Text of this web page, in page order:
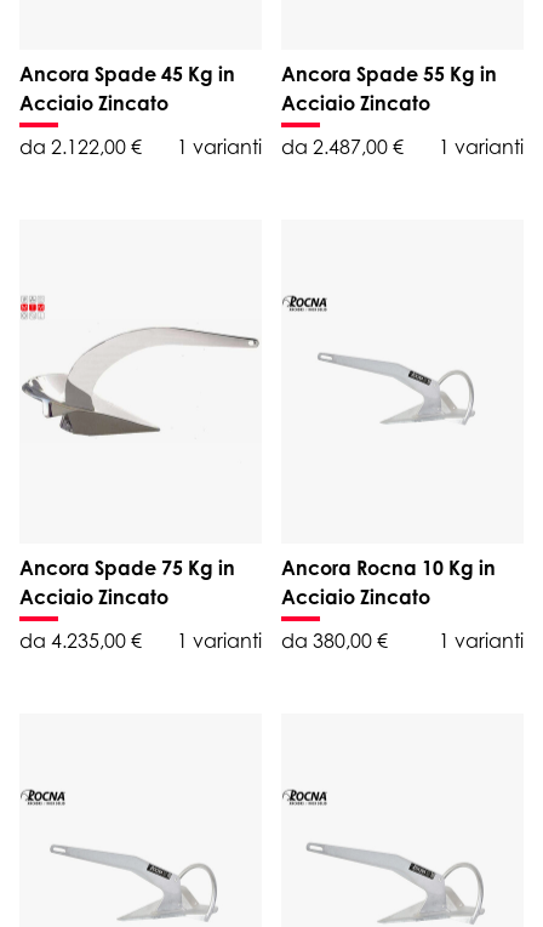
Ancora Spade 45 Kg in
Acciaio Zincato
da 2.122,00 €
1 varianti
Ancora Spade 55 Kg in
Acciaio Zincato
da 2.487,00 €
1 varianti
Ancora Spade 75 Kg in
Acciaio Zincato
da 4.235,00 €
1 varianti
Ancora Rocna 10 Kg in
Acciaio Zincato
da 380,00 €
1 varianti